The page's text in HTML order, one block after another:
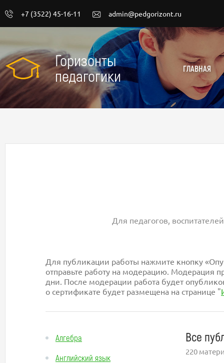
+7 (3522) 45-16-11 admin@pedgorizont.ru
Горизонты
педагогики
ГЛАВНАЯ
Для педагогов,
Для публикации работы нажмите кнопку
отправьте работу на модерацию. Модерация
дни. После модерации работа будет
о сертификате будет размещена на странице "
Алгебра
Английский язык
Все
220